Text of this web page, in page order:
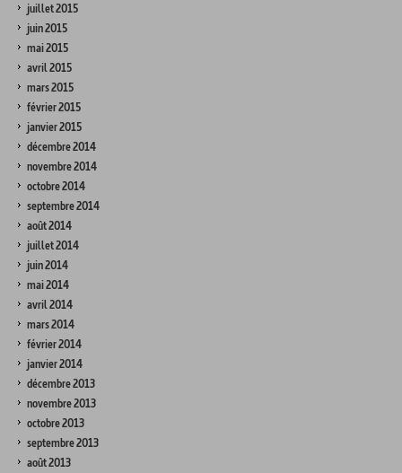
juillet 2015
juin 2015
mai 2015
avril 2015
mars 2015
février 2015
janvier 2015
décembre 2014
novembre 2014
octobre 2014
septembre 2014
août 2014
juillet 2014
juin 2014
mai 2014
avril 2014
mars 2014
février 2014
janvier 2014
décembre 2013
novembre 2013
octobre 2013
septembre 2013
août 2013